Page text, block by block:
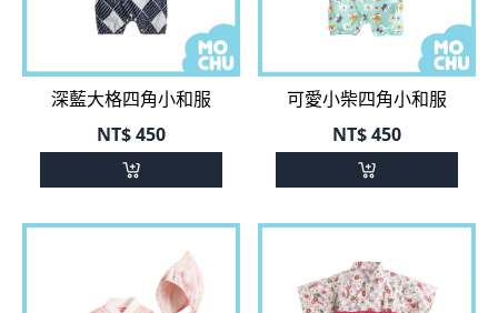
深藍大格四角小和服
NT$450
可愛小柴四角小和服
NT$450